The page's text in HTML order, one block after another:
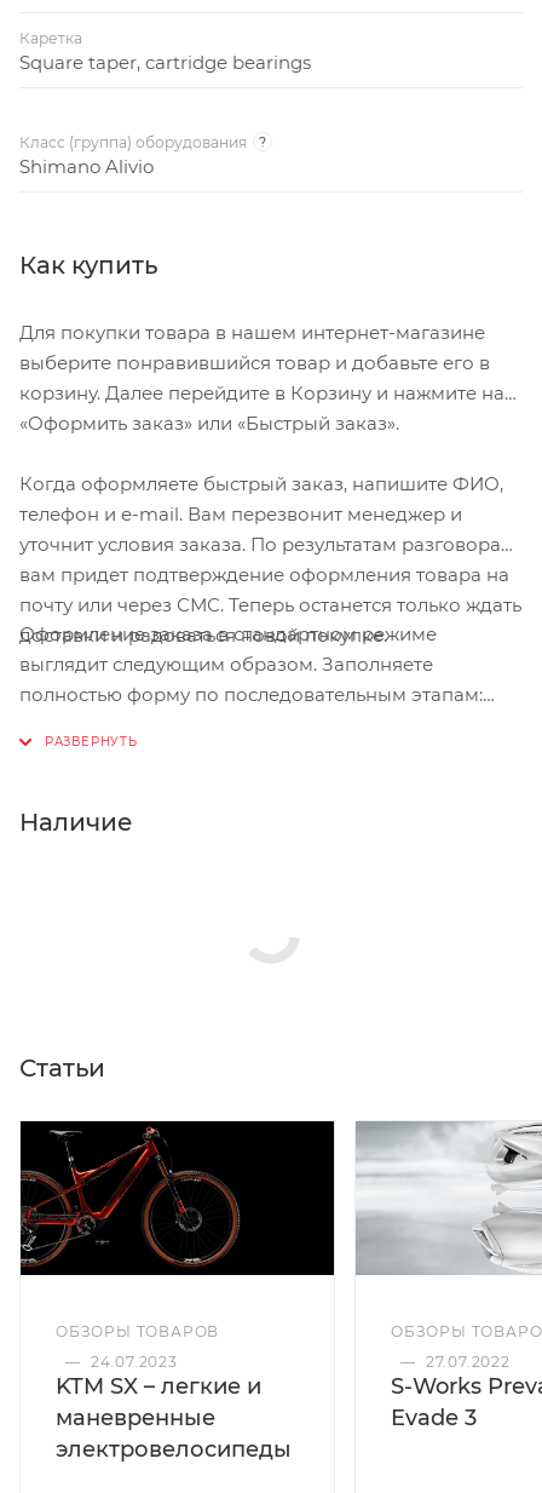
Каретка
Square taper, cartridge bearings
Класс (группа) оборудования ?
Shimano Alivio
Как купить
Для покупки товара в нашем интернет-магазине
выберите понравившийся товар и добавьте его в
корзину. Далее перейдите в Корзину и нажмите на
«Оформить заказ» или «Быстрый заказ».
Когда оформляете быстрый заказ, напишите ФИО,
телефон и e-mail. Вам перезвонит менеджер и
уточнит условия заказа. По результатам разговора
вам придет подтверждение оформления товара на
почту или через СМС. Теперь останется только ждать
доставки и радоваться новой покупке.
Оформление заказа в стандартном режиме
выглядит следующим образом. Заполняете
полностью форму по последовательным этапам:
Нажмите кнопку «Оформить заказ».
Наличие
Статьи
ОБЗОРЫ ТОВАРОВ
— 24.07.2023
KTM SX – легкие и
маневренные
электровелосипеды
ОБЗОРЫ
— 27.07.2022
S-Works
Evade 3